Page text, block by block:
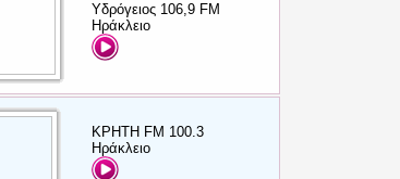
Υδρόγειος 106,9 FM
Ηράκλειο
ΚΡΗΤΗ FM 100.3
Ηράκλειο